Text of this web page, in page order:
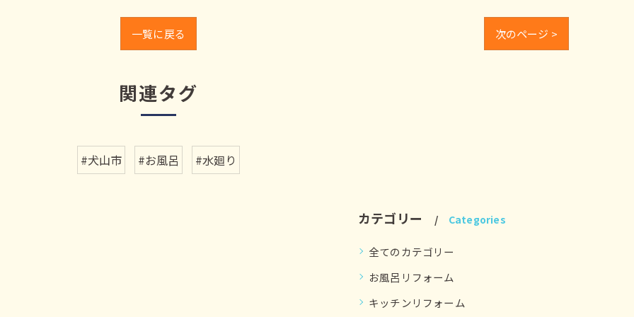
一覧に戻る 次のページ >
関連タグ
#犬山市 #お風呂 #水廻り
カテゴリー Categories
全てのカテゴリー
お風呂リフォーム
キッチンリフォーム